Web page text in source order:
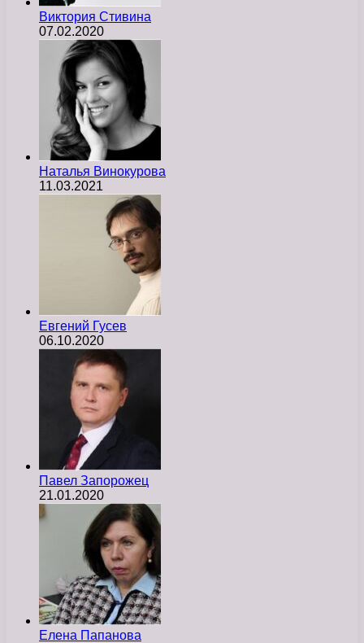
Виктория Стивина
07.02.2020
Наталья Винокурова
11.03.2021
Евгений Гусев
06.10.2020
Павел Запорожец
21.01.2020
Елена Папанова